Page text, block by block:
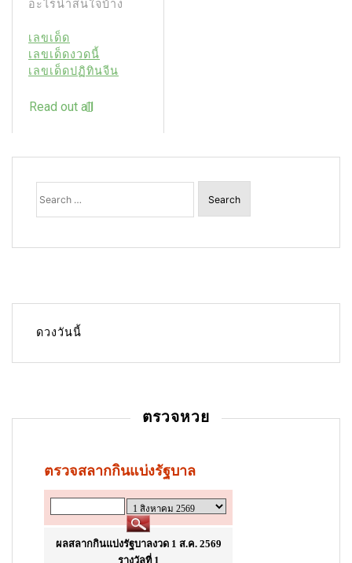
อะไรน่าสนใจบ้าง
เลขเด็ด
เลขเด็ดงวดนี้
เลขเด็ดปฏิทินจีน
Read out all
Search
for:
ดวงวันนี้
ตรวจหวย